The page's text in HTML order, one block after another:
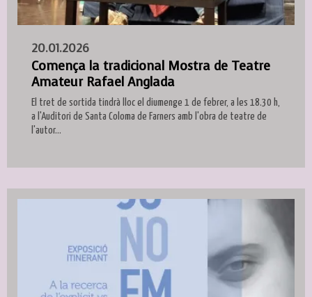
20.01.2026
Comença la tradicional Mostra de Teatre
Amateur Rafael Anglada
El tret de sortida tindrà lloc el diumenge 1 de febrer, a les 18.30 h,
a l'Auditori de Santa Coloma de Farners amb l'obra de teatre de
l'autor...